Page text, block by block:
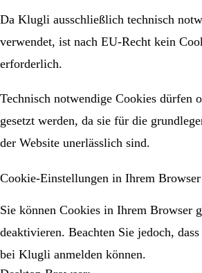
Da Klugli ausschließlich technisch
verwendet, ist nach EU-Recht kein
erforderlich.
Technisch notwendige Cookies dürfen
gesetzt werden, da sie für die
der Website unerlässlich sind.
Cookie-Einstellungen in Ihrem Browser
Sie können Cookies in Ihrem Browser
deaktivieren. Beachten Sie jedoch,
bei Klugli anmelden können.